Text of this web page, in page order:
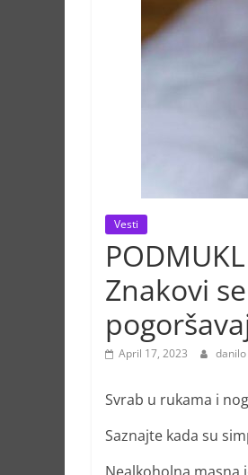
Vesti
Znakovi
April 17, 2023 danilo
Svrab u rukama i
Saznajte kada su